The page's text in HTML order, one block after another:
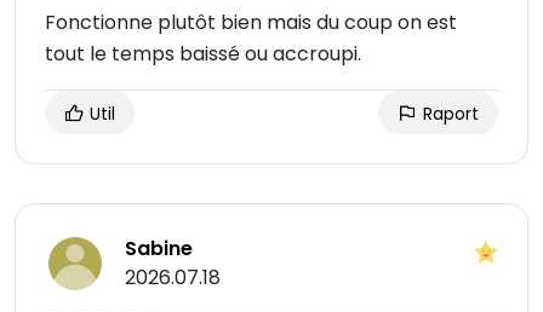
Fonctionne plutôt bien mais du coup on est
tout le temps baissé ou accroupi.
Util Raport
Sabine
2026.07.18